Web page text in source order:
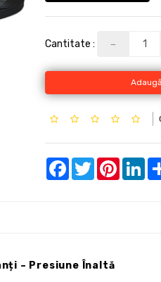
Cantitate :
Facebook
Twitter
– Presiune Înaltă